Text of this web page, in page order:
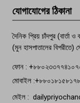
যোগাযোগের ঠিকানা
দৈনিক প্রিয় চাঁদপুর (বার্তা
(মুন হাসপাতালের বিপরীতে)
ফোন :
মোবাইল
মেইল :